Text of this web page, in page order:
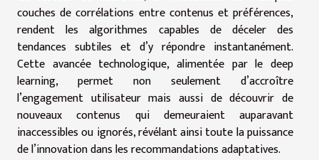
couches de corrélations entre contenus et préférences,
rendent les algorithmes capables de déceler des
tendances subtiles et d’y répondre instantanément.
Cette avancée technologique, alimentée par le deep
learning, permet non seulement d’accroître
l’engagement utilisateur mais aussi de découvrir de
nouveaux contenus qui demeuraient auparavant
inaccessibles ou ignorés, révélant ainsi toute la puissance
de l’innovation dans les recommandations adaptatives.